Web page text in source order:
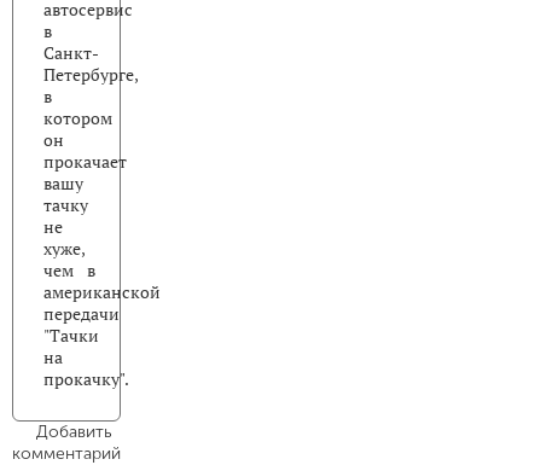
автосервис
в
Санкт-
Петербурге,
в
котором
он
прокачает
вашу
тачку
не
хуже,
чем в
американской
передачи
"Тачки
на
прокачку".
Добавить
комментарий